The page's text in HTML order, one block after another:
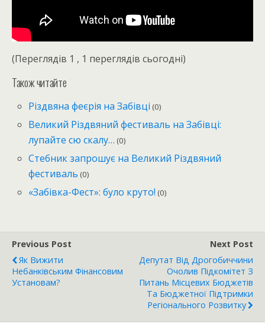
(Переглядів 1 , 1 переглядів сьогодні)
Також читайте
Різдвяна феєрія на Забівці (0)
Великий Різдвяний фестиваль на Забівці:
лупайте сю скалу… (0)
Стебник запрошує на Великий Різдвяний
фестиваль (0)
«Забівка-Фест»: було круто! (0)
Previous Post
Як Вижити
Небанківським Фінансовим
Установам?
Next Post
Депутат Від Дрогобиччини
Очолив Підкомітет З
Питань Місцевих Бюджетів
Та Бюджетної Підтримки
Регіонального Розвитку